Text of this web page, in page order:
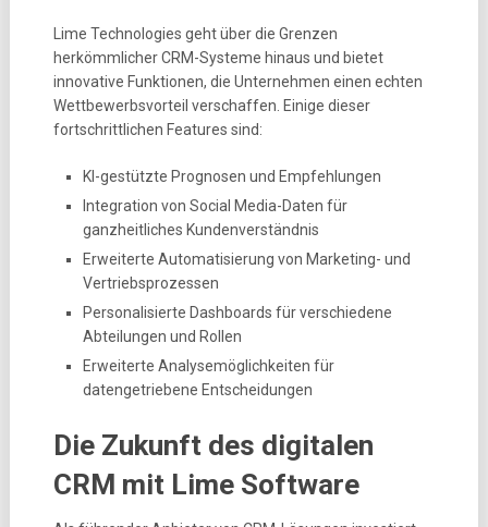
Lime Technologies geht über die Grenzen
herkömmlicher CRM-Systeme hinaus und bietet
innovative Funktionen, die Unternehmen einen echten
Wettbewerbsvorteil verschaffen. Einige dieser
fortschrittlichen Features sind:
KI-gestützte Prognosen und Empfehlungen
Integration von Social Media-Daten für
ganzheitliches Kundenverständnis
Erweiterte Automatisierung von Marketing- und
Vertriebsprozessen
Personalisierte Dashboards für verschiedene
Abteilungen und Rollen
Erweiterte Analysemöglichkeiten für
datengetriebene Entscheidungen
Die Zukunft des digitalen
CRM mit Lime Software